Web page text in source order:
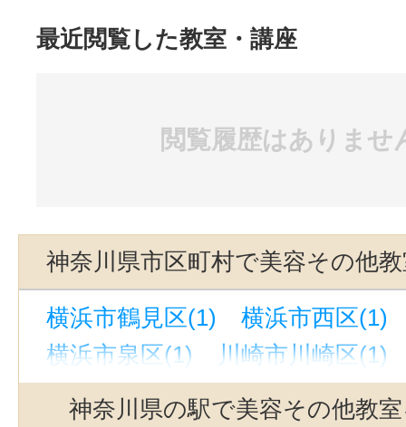
最近閲覧した教室・講座
閲覧履歴はありませ
神奈川県市区町村で美容その他
横浜市鶴見区(1)
横浜市西区(1)
横浜市泉区(1)
川崎市川崎区(1)
神奈川県の駅で美容その他教